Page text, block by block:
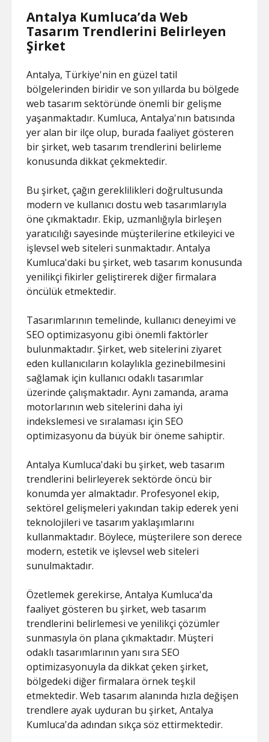
Antalya Kumluca’da Web
Tasarım Trendlerini Belirleyen
Şirket
Antalya, Türkiye'nin en güzel tatil
bölgelerinden biridir ve son yıllarda bu bölgede
web tasarım sektöründe önemli bir gelişme
yaşanmaktadır. Kumluca, Antalya'nın batısında
yer alan bir ilçe olup, burada faaliyet gösteren
bir şirket, web tasarım trendlerini belirleme
konusunda dikkat çekmektedir.
Bu şirket, çağın gereklilikleri doğrultusunda
modern ve kullanıcı dostu web tasarımlarıyla
öne çıkmaktadır. Ekip, uzmanlığıyla birleşen
yaratıcılığı sayesinde müşterilerine etkileyici ve
işlevsel web siteleri sunmaktadır. Antalya
Kumluca'daki bu şirket, web tasarım konusunda
yenilikçi fikirler geliştirerek diğer firmalara
öncülük etmektedir.
Tasarımlarının temelinde, kullanıcı deneyimi ve
SEO optimizasyonu gibi önemli faktörler
bulunmaktadır. Şirket, web sitelerini ziyaret
eden kullanıcıların kolaylıkla gezinebilmesini
sağlamak için kullanıcı odaklı tasarımlar
üzerinde çalışmaktadır. Aynı zamanda, arama
motorlarının web sitelerini daha iyi
indekslemesi ve sıralaması için SEO
optimizasyonu da büyük bir öneme sahiptir.
Antalya Kumluca'daki bu şirket, web tasarım
trendlerini belirleyerek sektörde öncü bir
konumda yer almaktadır. Profesyonel ekip,
sektörel gelişmeleri yakından takip ederek yeni
teknolojileri ve tasarım yaklaşımlarını
kullanmaktadır. Böylece, müşterilere son derece
modern, estetik ve işlevsel web siteleri
sunulmaktadır.
Özetlemek gerekirse, Antalya Kumluca'da
faaliyet gösteren bu şirket, web tasarım
trendlerini belirlemesi ve yenilikçi çözümler
sunmasıyla ön plana çıkmaktadır. Müşteri
odaklı tasarımlarının yanı sıra SEO
optimizasyonuyla da dikkat çeken şirket,
bölgedeki diğer firmalara örnek teşkil
etmektedir. Web tasarım alanında hızla değişen
trendlere ayak uyduran bu şirket, Antalya
Kumluca'da adından sıkça söz ettirmektedir.